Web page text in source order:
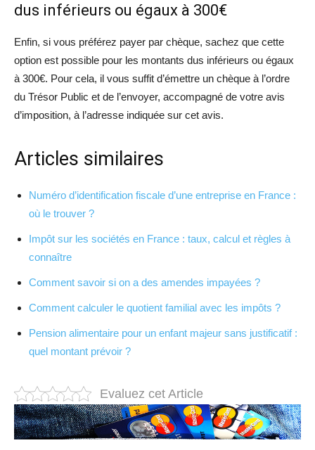
dus inférieurs ou égaux à 300€
Enfin, si vous préférez payer par chèque, sachez que cette
option est possible pour les montants dus inférieurs ou égaux
à 300€. Pour cela, il vous suffit d’émettre un chèque à l’ordre
du Trésor Public et de l’envoyer, accompagné de votre avis
d’imposition, à l’adresse indiquée sur cet avis.
Articles similaires
Numéro d’identification fiscale d’une entreprise en France :
où le trouver ?
Impôt sur les sociétés en France : taux, calcul et règles à
connaître
Comment savoir si on a des amendes impayées ?
Comment calculer le quotient familial avec les impôts ?
Pension alimentaire pour un enfant majeur sans justificatif :
quel montant prévoir ?
Evaluez cet Article